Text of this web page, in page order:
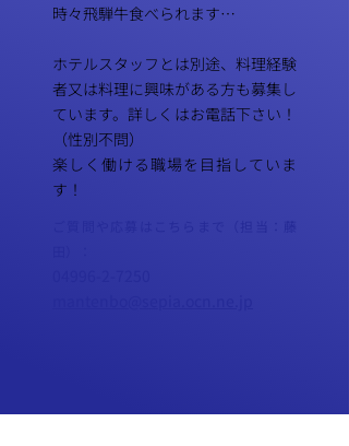
時々飛騨牛食べられます…
ホテルスタッフとは別途、料理経験
者又は料理に興味がある方も募集し
ています。詳しくはお電話下さい！
（性別不問）
楽しく働ける職場を目指していま
す！